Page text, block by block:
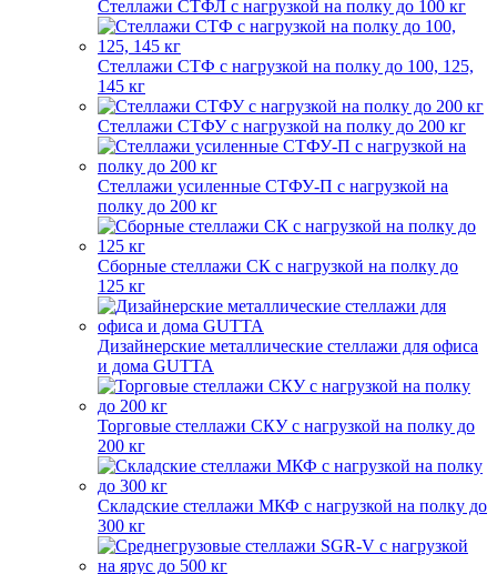
Стеллажи СТФЛ с нагрузкой на полку до 100 кг
Стеллажи СТФ с нагрузкой на полку до 100, 125,
145 кг
Стеллажи СТФУ с нагрузкой на полку до 200 кг
Стеллажи усиленные СТФУ-П с нагрузкой на
полку до 200 кг
Сборные стеллажи СК с нагрузкой на полку до
125 кг
Дизайнерские металлические стеллажи для офиса
и дома GUTTA
Торговые стеллажи СКУ с нагрузкой на полку до
200 кг
Складские стеллажи МКФ с нагрузкой на полку до
300 кг